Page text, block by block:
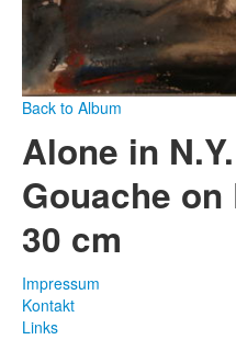
Back to Album
Alone in
Gouache on
30 cm
Impressum
Kontakt
Links